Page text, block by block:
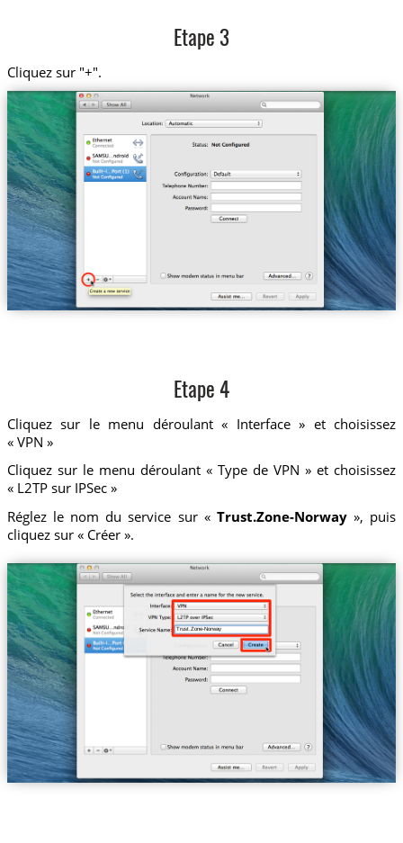
Etape 3
Cliquez sur "+".
Etape 4
Cliquez sur le menu déroulant « Interface » et choisissez
« VPN »
Cliquez sur le menu déroulant « Type de VPN » et choisissez
« L2TP sur IPSec »
Réglez le nom du service sur «Trust.Zone-Norway », puis
cliquez sur « Créer ».
Trust.Zone-Norway